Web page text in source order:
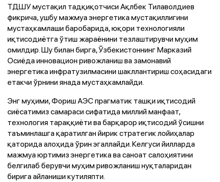
ТДШУ мустақил тадқиқотчиси Ақлбек Тилаволдиев
фикрича, ушбу мажмуа энергетика мустақиллигини
мустаҳкамлаши баробарида, юқори технологияли
иқтисодиётга ўтиш жараёнини тезлаштирувчи муҳим
омилдир. Шу билан бирга, Ўзбекистоннинг Марказий
Осиёда инновацион ривожланиш ва замонавий
энергетика инфратузилмасини шакллантириш соҳасидаги
етакчи ўрнини янада мустаҳкамлайди.
Энг муҳими, Фориш АЭС прагматик ташқи иқтисодий
сиёсатимиз самараси сифатида миллий манфаат,
технология тараққиёти ва барқарор иқтисодий ўсишни
таъминлашга қаратилган йирик стратегик лойиҳалар
қаторида алоҳида ўрин эгаллайди. Келгуси йилларда
мажмуа юртимиз энергетика ва саноат салоҳиятини
белгилаб берувчи муҳим ривожланиш нуқталаридан
бирига айланиши кутиляпти.